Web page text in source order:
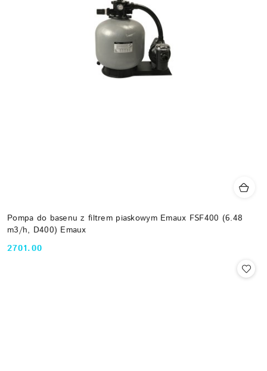
Pompa do basenu z filtrem piaskowym Emaux FSF400 (6.48
m3/h, D400) Emaux
Cena:
2701.00